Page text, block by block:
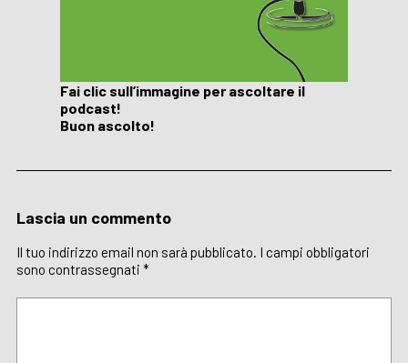
Fai clic sull’immagine per ascoltare il
podcast!
Buon ascolto!
Lascia un commento
Il tuo indirizzo email non sarà pubblicato. I campi obbligatori
sono contrassegnati *